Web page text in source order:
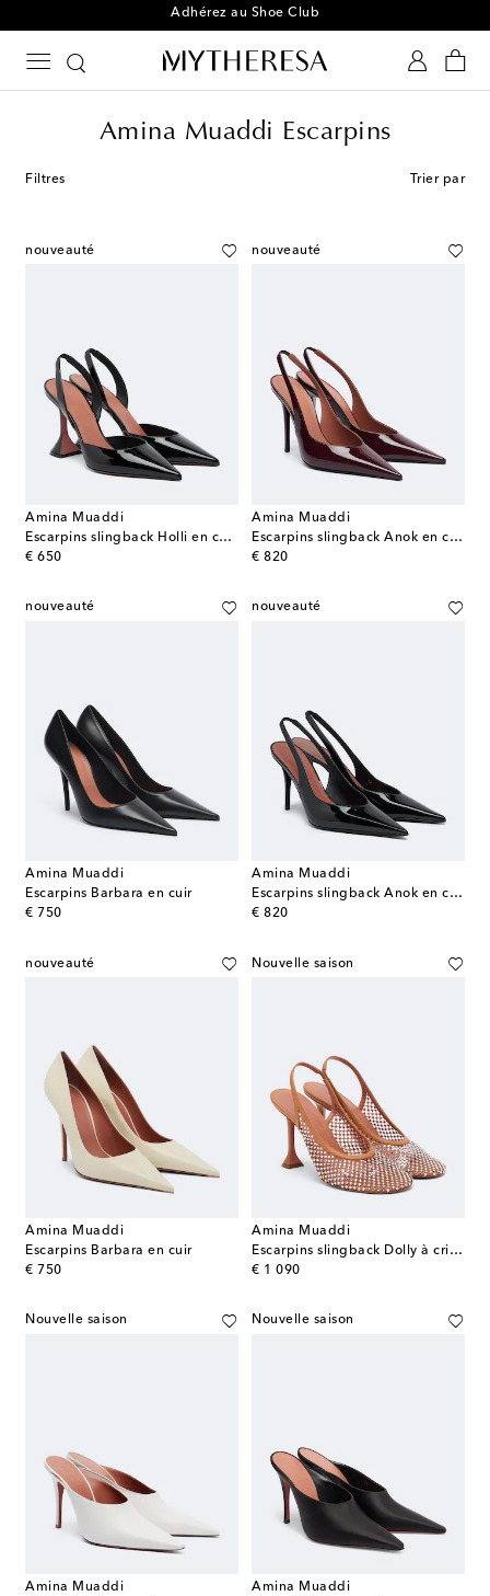
Adhérez au Shoe Club
Amina Muaddi Escarpins
Filtres Trier par
nouveauté
Amina Muaddi
Escarpins slingback Holli en cuir verni
€ 650
original price
nouveauté
Amina Muaddi
Escarpins slingback Anok en cuir verni
€ 820
original price
nouveauté
Amina Muaddi
Escarpins Barbara en cuir
€ 750
original price
nouveauté
Amina Muaddi
Escarpins slingback Anok en cuir verni
€ 820
original price
nouveauté
Amina Muaddi
Escarpins Barbara en cuir
€ 750
original price
Nouvelle saison
Amina Muaddi
Escarpins slingback Dolly à cristaux
€ 1 090
original price
Nouvelle saison
Amina Muaddi
Nouvelle saison
Amina Muaddi